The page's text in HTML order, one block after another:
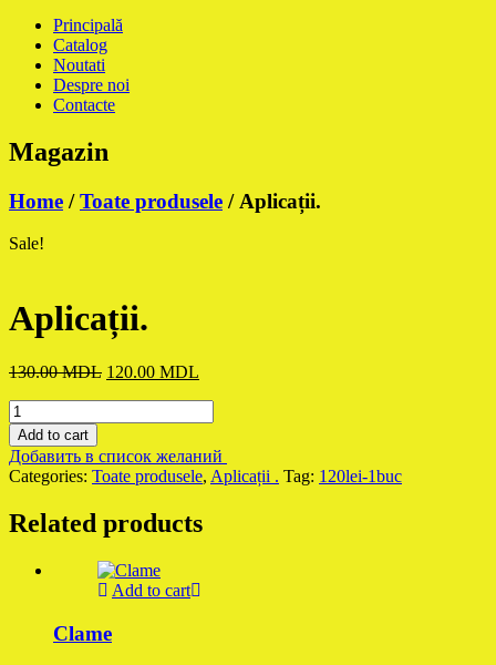
Principală
Catalog
Noutati
Despre noi
Contacte
Magazin
Home /Toate produsele / Aplicații.
Sale!
Aplicații.
130.00MDL Original
120.00 MDL
Aplicații.
quantity
Add to cart
Добавить в список желаний
Categories: Toate produsele, Aplicații . Tag: 120lei-1buc
Related products
Add to cart
Clame